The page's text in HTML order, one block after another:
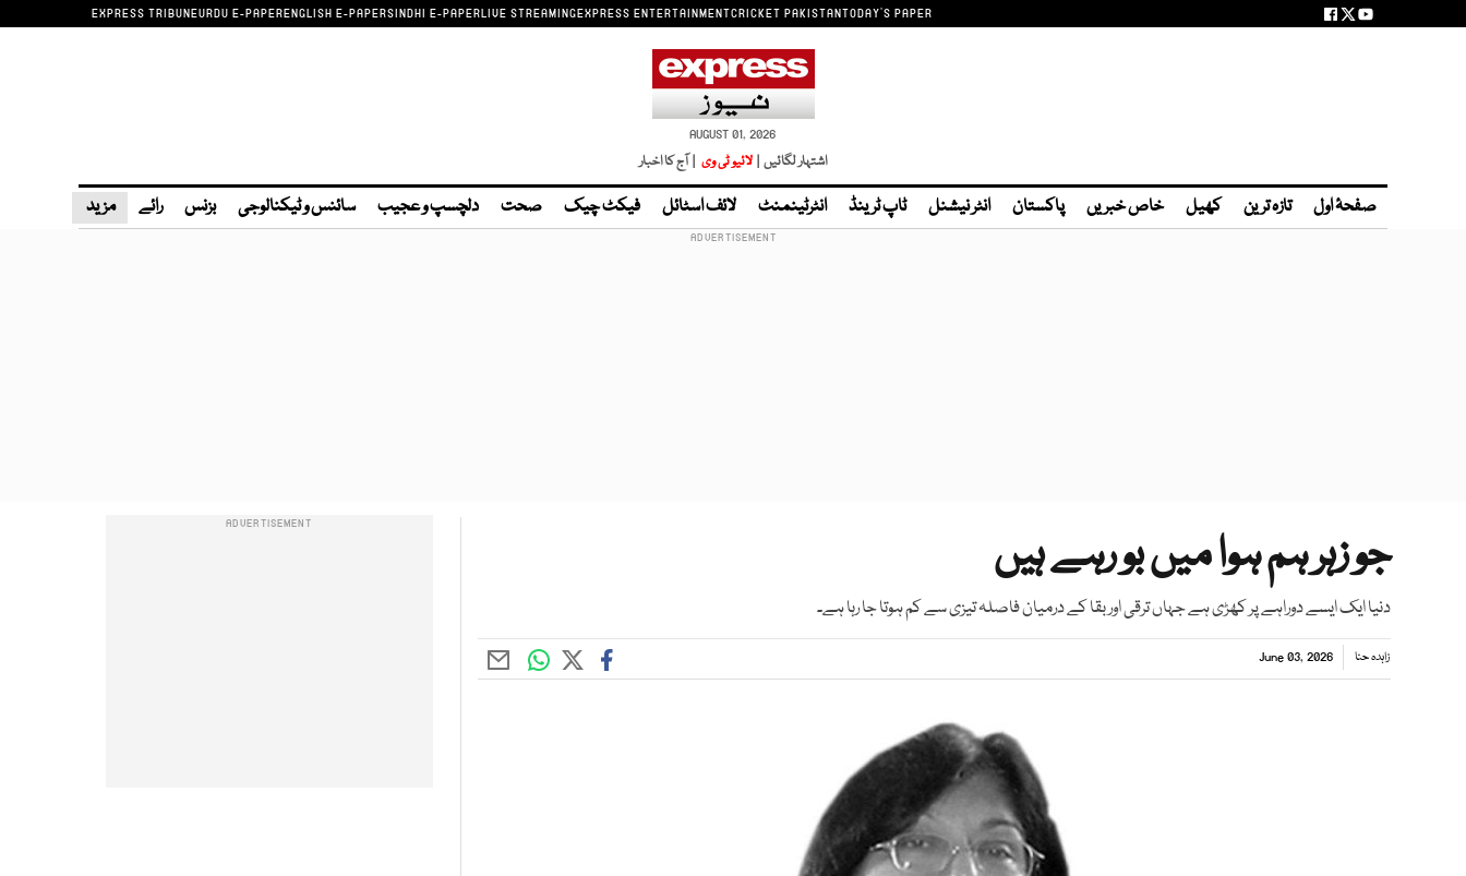
EXPRESS TRIBUNEURDU E-PAPERENGLISH E-PAPERSINDHI E-PAPERLIVE STREAMINGEXPRESS ENTERTAINMENTCRICKET PAKISTANTODAY'S PAPER
AUGUST 01, 2026
اشتہار لگائیں | لائیو ٹی وی | آج کا اخبار
صفحۂ اول تازہ ترین کھیل خاص خبریں پاکستان انٹر نیشنل ٹاپ ٹرینڈ انٹرٹینمنٹ لائف اسٹائل فیکٹ چیک صحت دلچسپ و عجیب سائنس و ٹیکنالوجی بزنس رائے مزید
جو زہر ہم ہوا میں بو رہے ہیں
دنیا ایک ایسے دوراہے پر کھڑی ہے جہاں ترقی اور بقا کے درمیان فاصلہ تیزی سے کم ہوتا جا رہا ہے۔
زاہدہ حنا June 03, 2026